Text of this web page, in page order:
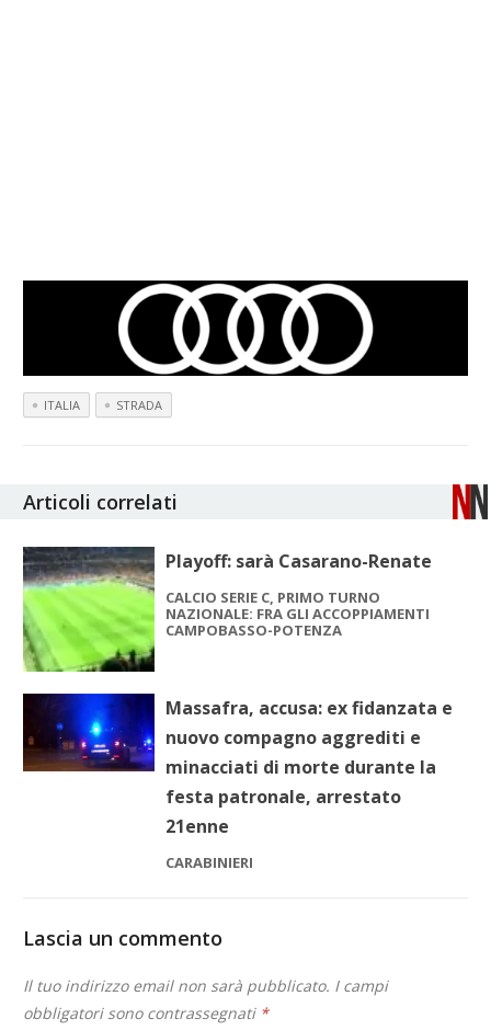
ITALIA STRADA
Articoli correlati
Playoff: sarà Casarano-Renate
CALCIO SERIE C, PRIMO TURNO
NAZIONALE: FRA GLI ACCOPPIAMENTI
CAMPOBASSO-POTENZA
Massafra, accusa: ex fidanzata e
nuovo compagno aggrediti e
minacciati di morte durante la
festa patronale, arrestato
21enne
CARABINIERI
Lascia un commento
Il tuo indirizzo email non sarà pubblicato. I campi
obbligatori sono contrassegnati *